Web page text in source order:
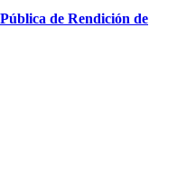
de Rendición de